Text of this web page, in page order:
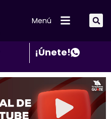
Menú
¡Únete!